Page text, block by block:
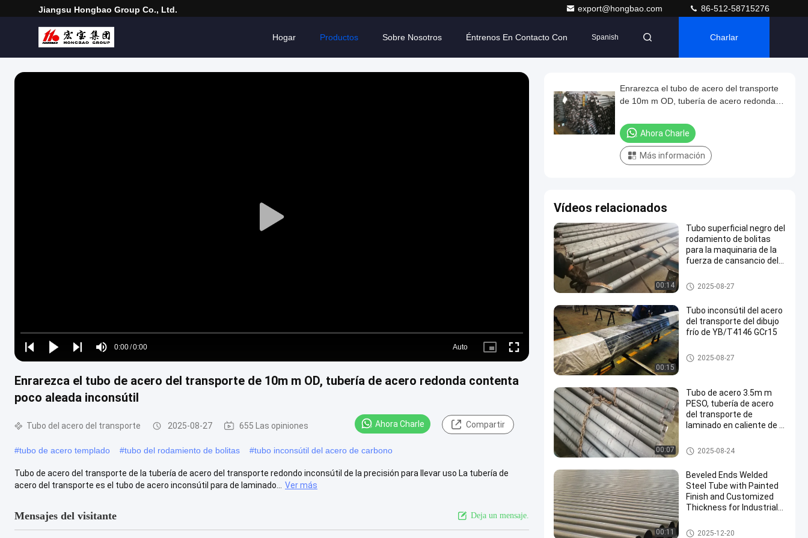
Jiangsu Hongbao Group Co., Ltd. export@hongbao.com 86-512-58715276
Hogar Productos Sobre Nosotros Éntrenos En Contacto Con Spanish Charlar
Play
Play
Play
Play
Mute
Time
0:00/0:00
Loaded:
0%
Auto
Picture- Fullscreen
Enrarezca el tubo de acero del transporte de 10m m OD, tubería de acero redonda contenta
poco aleada inconsútil
Tubo del acero del transporte 2025-08-27 655 Las opiniones Ahora Charle Compartir
#tubo de acero templado #tubo del rodamiento de bolitas #tubo inconsútil del acero de carbono
Tubo de acero del transporte de la tubería de acero del transporte redondo inconsútil de la precisión para llevar uso La tubería de
acero del transporte es el tubo de acero inconsútil para de laminado...
Ver más
Mensajes del visitante Deja un mensaje.
Enrarezca el tubo de acero del transporte
de 10m m OD, tubería de acero redonda
Ahora Charle
Más información
Vídeos relacionados
00:14
Tubo superficial negro del
rodamiento de bolitas
para la maquinaria de la
fuerza de cansancio del
Tubo del acero del transporte
2025-08-27
00:15
Tubo inconsútil del acero
del transporte del dibujo
frío de YB/T4146 GCr15
Tubo del acero del transporte
2025-08-27
00:07
Tubo de acero 3.5m m
PESO, tubería de acero
del transporte de
laminado en caliente de la
automóvil
Tubo del acero del transporte
2025-08-24
00:11
Beveled Ends Welded
Steel Tube with Painted
Finish and Customized
Thickness for Industrial
Tubo de acero soldado con au
2025-12-20